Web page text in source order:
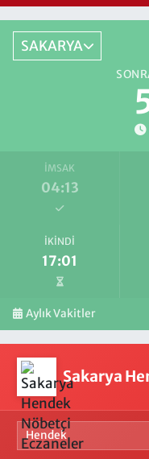
SAKARYA
İMSAK
04:13
İKINDI
17:01
Aylık Vakitler
Sakarya